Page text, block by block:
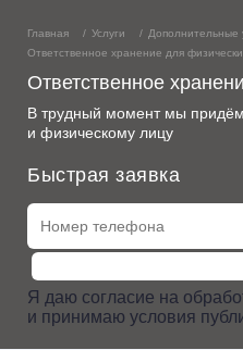
Главная Услуги
Дополнительные
Ответственное хранение для
Ответственное
В трудный момент мы
и физическому лицу
Быстрая заявка
Я даю согласие на
и принимаю условия